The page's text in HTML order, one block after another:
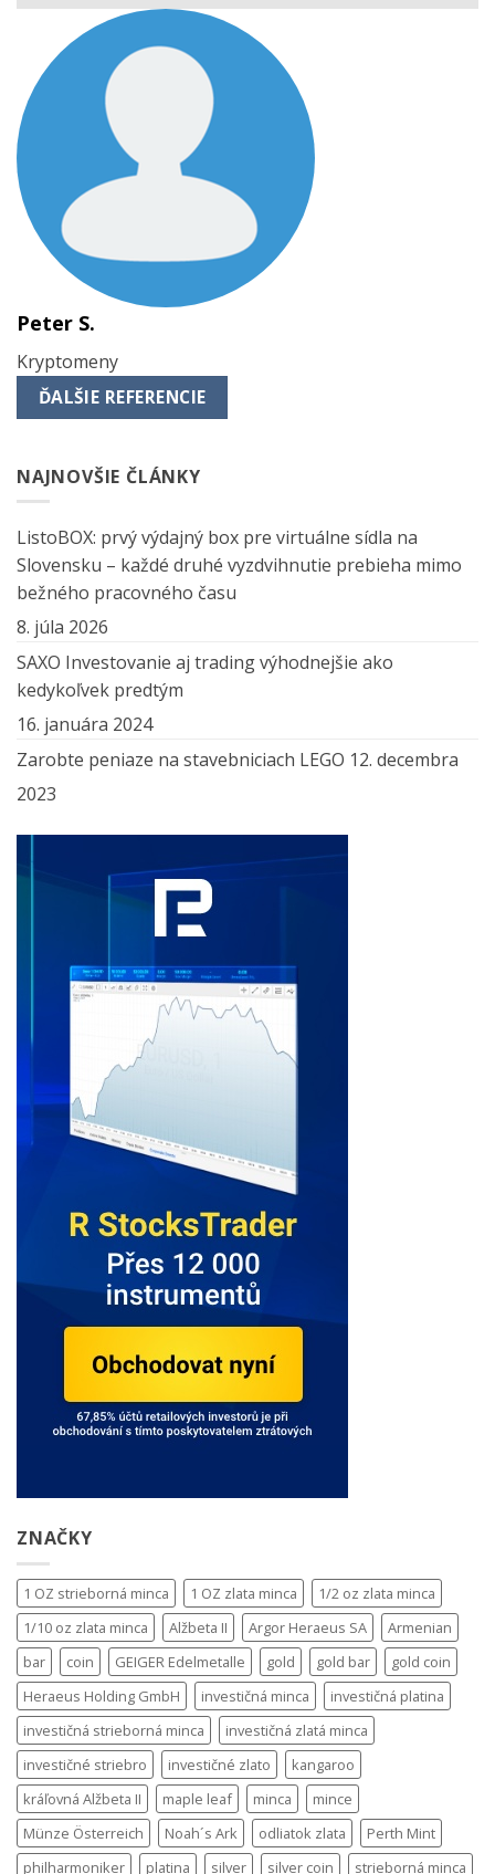
Peter S.
Kryptomeny
ĎALŠIE REFERENCIE
NAJNOVŠIE ČLÁNKY
ListoBOX: prvý výdajný box pre virtuálne sídla na
Slovensku – každé druhé vyzdvihnutie prebieha mimo
bežného pracovného času
8. júla 2026
SAXO Investovanie aj trading výhodnejšie ako
kedykoľvek predtým
16. januára 2024
Zarobte peniaze na stavebniciach LEGO 12. decembra
2023
ZNAČKY
1 OZ strieborná minca 1 OZ zlata minca
1/2 oz zlata minca
1/10 oz zlata minca
Alžbeta II Argor Heraeus SA
Armenian
bar
coin GEIGER Edelmetalle gold gold bar
gold coin
Heraeus Holding GmbH
investičná minca
investičná platina
investičná strieborná minca
investičná zlatá minca
investičné striebro
investičné zlato
kangaroo
kráľovná Alžbeta II
maple leaf minca
mince
Münze Österreich
Noah´s Ark odliatok zlata
Perth Mint
philharmoniker
platina silver silver coin strieborná minca